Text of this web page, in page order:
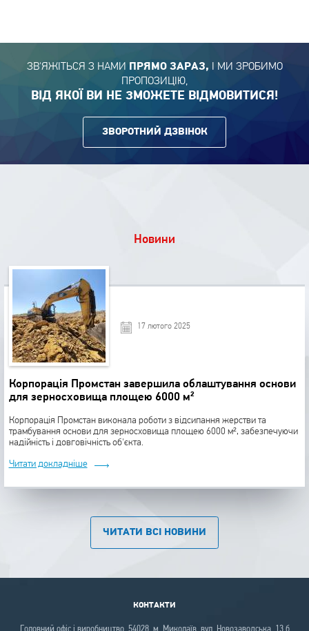
ЗВ'ЯЖІТЬСЯ З НАМИ ПРЯМО ЗАРАЗ, І МИ ЗРОБИМО
ПРОПОЗИЦІЮ,
ВІД ЯКОЇ ВИ НЕ ЗМОЖЕТЕ ВІДМОВИТИСЯ!
ЗВОРОТНИЙ ДЗВІНОК
Новини
17 лютого 2025
Корпорація Промстан завершила облаштування основи
для зерносховища площею 6000 м²
Корпорація Промстан виконала роботи з відсипання жерстви та
трамбування основи для зерносховища площею 6000 м², забезпечуючи
надійність і довговічність об'єкта.
Читати докладніше
ЧИТАТИ ВСІ НОВИНИ
КОНТАКТИ